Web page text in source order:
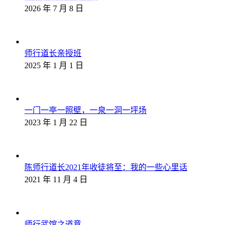
2026 年 7 月 8 日
师行道长亲授班
2025 年 1 月 1 日
一门一亭一照壁，一泉一洞一坪场
2023 年 1 月 22 日
陈师行道长2021年收徒将至：我的一些心里话
2021 年 11 月 4 日